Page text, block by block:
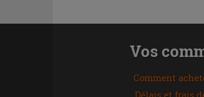
Vos
Comment
Délais et frais